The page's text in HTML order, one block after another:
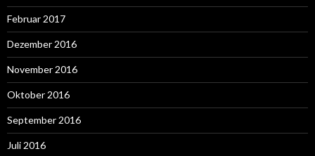
Februar 2017
Dezember 2016
November 2016
Oktober 2016
September 2016
Juli 2016